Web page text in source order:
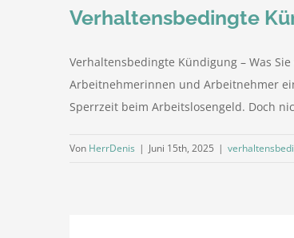
Verhaltensbedingte
Verhaltensbedingte Kündigung – Was
Arbeitnehmerinnen und Arbeitnehmer
Sperrzeit beim Arbeitslosengeld. Doch
Von HerrDenis | Juni 15th, 2025 |